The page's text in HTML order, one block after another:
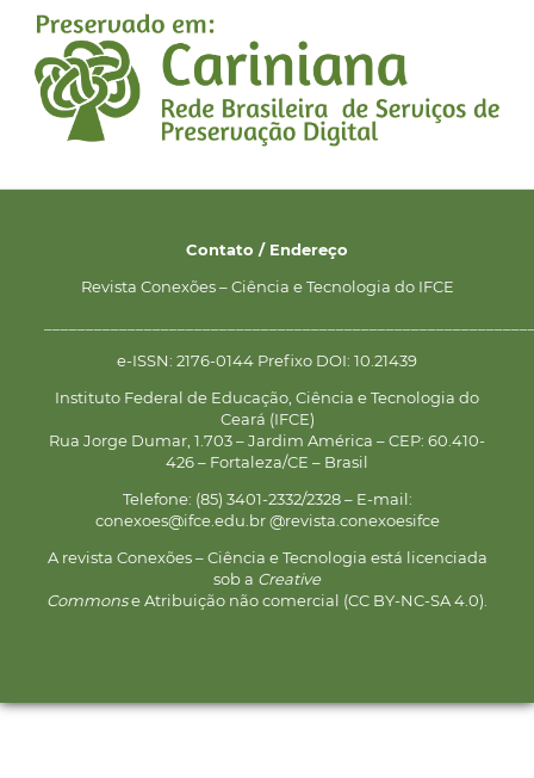
Contato / Endereço
Revista Conexões – Ciência e Tecnologia do IFCE
e-ISSN: 2176-0144 Prefixo DOI: 10.21439
Instituto Federal de Educação, Ciência e Tecnologia do
Ceará (IFCE)
Rua Jorge Dumar, 1.703 – Jardim América – CEP: 60.410-
426 – Fortaleza/CE – Brasil
Telefone: (85) 3401-2332/2328 – E-mail:
conexoes@ifce.edu.br @revista.conexoesifce
A revista Conexões – Ciência e Tecnologia está licenciada
sob a Creative
Commonse Atribuição não comercial (CC BY-NC-SA 4.0).